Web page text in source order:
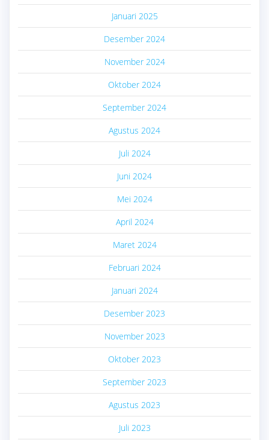
Januari 2025
Desember 2024
November 2024
Oktober 2024
September 2024
Agustus 2024
Juli 2024
Juni 2024
Mei 2024
April 2024
Maret 2024
Februari 2024
Januari 2024
Desember 2023
November 2023
Oktober 2023
September 2023
Agustus 2023
Juli 2023